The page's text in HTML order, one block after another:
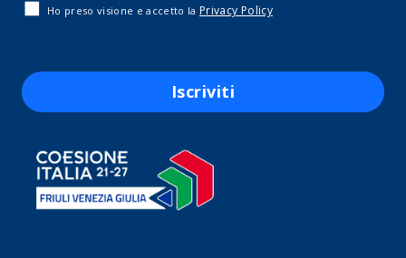
Ho preso visione e accetto la Privacy Policy
Iscriviti